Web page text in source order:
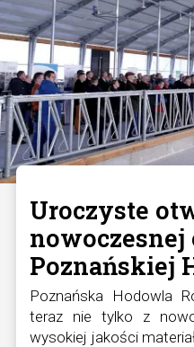
Uroczyste
nowoczesnej
Poznańskiej
Poznańska Hodowla
teraz nie tylko z
wysokiej jakości